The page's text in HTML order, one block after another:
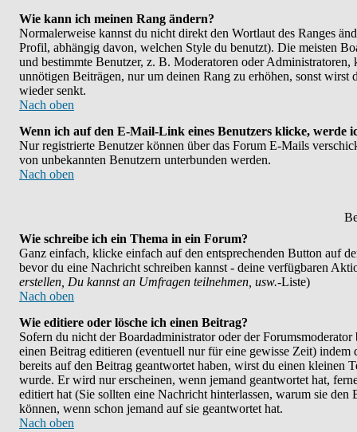
Wie kann ich meinen Rang ändern?
Normalerweise kannst du nicht direkt den Wortlaut des Ranges
Profil, abhängig davon, welchen Style du benutzt). Die meisten
und bestimmte Benutzer, z. B. Moderatoren oder
unnötigen Beiträgen, nur um deinen Rang zu erhöhen, sonst
wieder senkt.
Nach oben
Wenn ich auf den E-Mail-Link eines Benutzers klicke, werde
Nur registrierte Benutzer können über das Forum E-Mails
von unbekannten Benutzern unterbunden werden.
Nach oben
Wie schreibe ich ein Thema in ein Forum?
Ganz einfach, klicke einfach auf den entsprechenden Button auf
bevor du eine Nachricht schreiben kannst - deine verfügbaren
erstellen, Du kannst an Umfragen teilnehmen, usw.-Liste)
Nach oben
Wie editiere oder lösche ich einen Beitrag?
Sofern du nicht der Boardadministrator oder der
einen Beitrag editieren (eventuell nur für eine gewisse Zeit) indem
bereits auf den Beitrag geantwortet haben, wirst du einen kleinen
wurde. Er wird nur erscheinen, wenn jemand geantwortet hat,
editiert hat (Sie sollten eine Nachricht hinterlassen, warum sie
können, wenn schon jemand auf sie geantwortet hat.
Nach oben